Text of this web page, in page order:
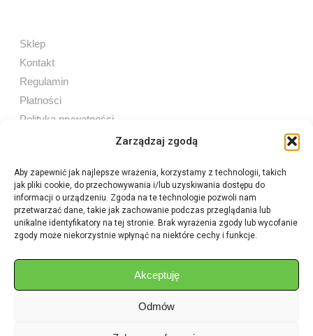
Zarządzaj zgodą
Aby zapewnić jak najlepsze wrażenia, korzystamy z technologii, takich
jak pliki cookie, do przechowywania i/lub uzyskiwania dostępu do
informacji o urządzeniu. Zgoda na te technologie pozwoli nam
przetwarzać dane, takie jak zachowanie podczas przeglądania lub
unikalne identyfikatory na tej stronie. Brak wyrażenia zgody lub wycofanie
zgody może niekorzystnie wpłynąć na niektóre cechy i funkcje.
Akceptuję
Odmów
Sklep
Kontakt
Regulamin
Płatności
Polityka prywatności
Sprzedaż internetowa
Tel:605 603 753
Sprzedaż detaliczna
aukcje.agrohurt@gmail.com